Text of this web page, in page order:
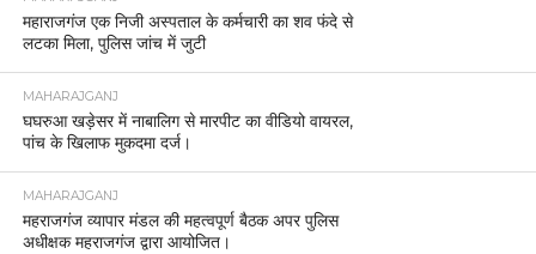
महाराजगंज एक निजी अस्पताल के कर्मचारी का शव फंदे से
लटका मिला, पुलिस जांच में जुटी
MAHARAJGANJ
घघरुआ खड़ेसर में नाबालिग से मारपीट का वीडियो वायरल,
पांच के खिलाफ मुकदमा दर्ज।
MAHARAJGANJ
महराजगंज व्यापार मंडल की महत्वपूर्ण बैठक अपर पुलिस
अधीक्षक महराजगंज द्वारा आयोजित।